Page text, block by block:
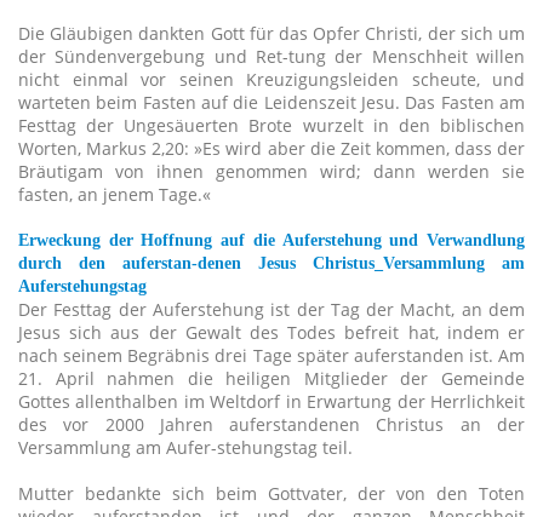
Die Gläubigen dankten Gott für das Opfer Christi, der sich um
der Sündenvergebung und Ret-tung der Menschheit willen
nicht einmal vor seinen Kreuzigungsleiden scheute, und
warteten beim Fasten auf die Leidenszeit Jesu. Das Fasten am
Festtag der Ungesäuerten Brote wurzelt in den biblischen
Worten, Markus 2,20: »Es wird aber die Zeit kommen, dass der
Bräutigam von ihnen genommen wird; dann werden sie
fasten, an jenem Tage.«
Erweckung der Hoffnung auf die Auferstehung und Verwandlung
durch den auferstan-denen Jesus Christus_Versammlung am
Auferstehungstag
Der Festtag der Auferstehung ist der Tag der Macht, an dem
Jesus sich aus der Gewalt des Todes befreit hat, indem er
nach seinem Begräbnis drei Tage später auferstanden ist. Am
21. April nahmen die heiligen Mitglieder der Gemeinde
Gottes allenthalben im Weltdorf in Erwartung der Herrlichkeit
des vor 2000 Jahren auferstandenen Christus an der
Versammlung am Aufer-stehungstag teil.
Mutter bedankte sich beim Gottvater, der von den Toten